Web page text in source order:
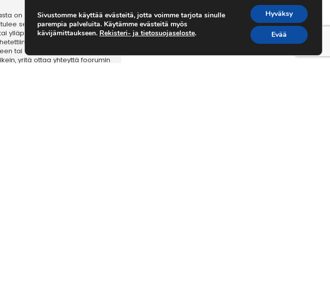
Sivustomme käyttää evästeitä, jotta voimme tarjota sinulle
parempia palveluita. Käytämme evästeitä myös
kävijämittaukseen. Rekisteri- ja tietosuojaseloste.
Hyväksy
Evää